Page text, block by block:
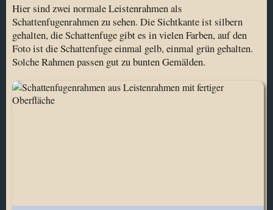
Hier sind zwei normale Leistenrahmen als
Schattenfugenrahmen zu sehen. Die Sichtkante ist silbern
gehalten, die Schattenfuge gibt es in vielen Farben, auf den
Foto ist die Schattenfuge einmal gelb, einmal grün gehalten.
Solche Rahmen passen gut zu bunten Gemälden.